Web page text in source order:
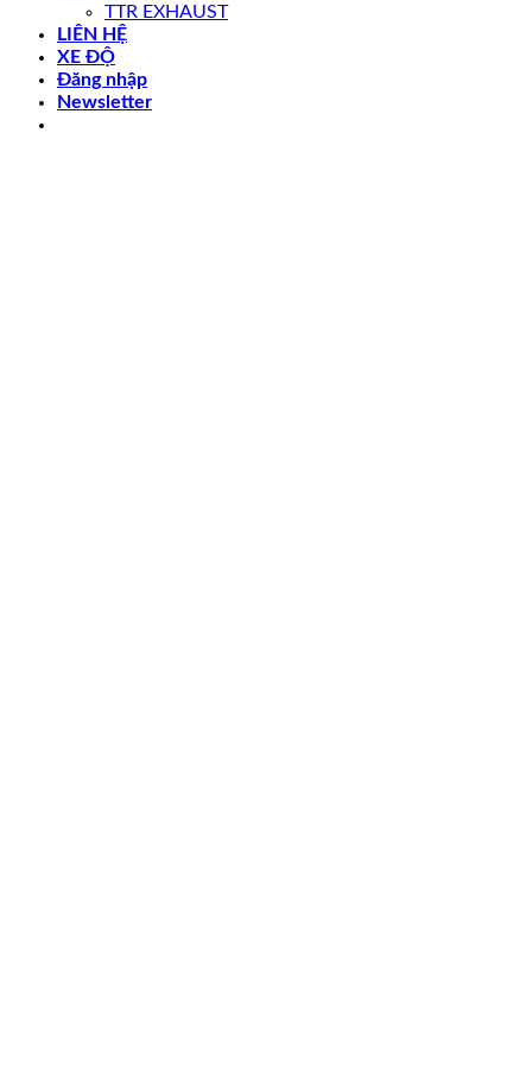
TTR EXHAUST
LIÊN HỆ
XE ĐỘ
Đăng nhập
Newsletter